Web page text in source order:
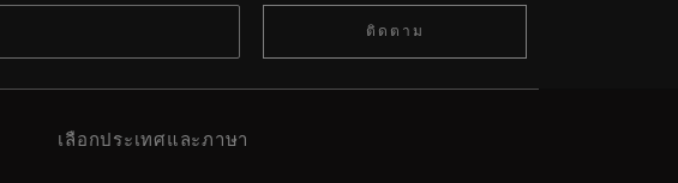
ติดตาม
เลือกประเทศและภาษา